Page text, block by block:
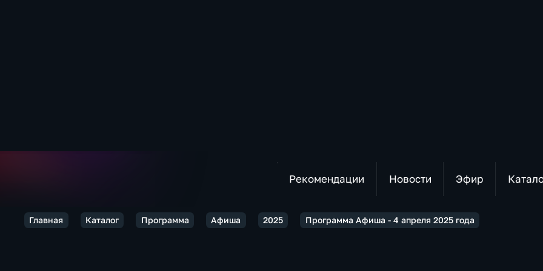
Рекомендации Новости Эфир
Главная Каталог Программа Афиша 2025 Программа Афиша - 4 апреля 2025 года